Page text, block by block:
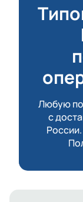
Любую
с